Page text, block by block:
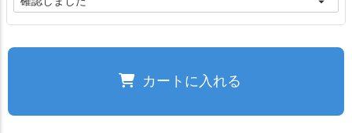
カートに入れる
カートに入れる